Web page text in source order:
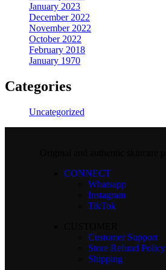
January 2023
December 2022
November 2022
October 2022
February 2018
January 1970
Categories
Uncategorized
CONNECT
Whatsapp
Instagram
TikTok
Customer Support
Store Refund Policy
Shipping